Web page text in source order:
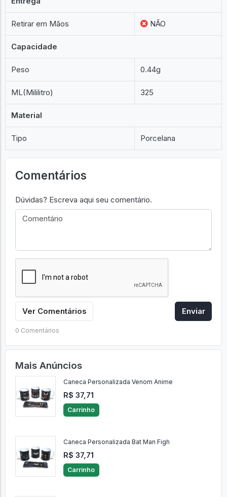
Retirar em Mãos NÃO
Capacidade
Peso 0.44g
ML(Mililitro) 325
Material
Tipo Porcelana
Comentários
Dúvidas? Escreva aqui seu comentário.
Ver Comentários Enviar
0 Comentários
Mais Anúncios
Caneca Personalizada Venom Anime
R$ 37,71
Carrinho
Caneca Personalizada Bat Man Figh
R$ 37,71
Carrinho